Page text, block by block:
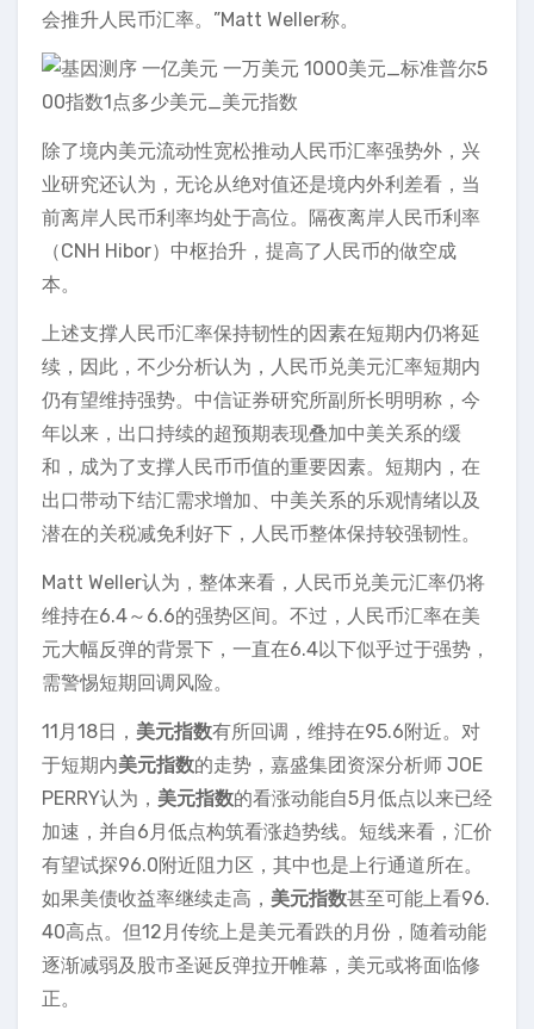
会推升人民币汇率。”Matt Weller称。
除了境内美元流动性宽松推动人民币汇率强势外，兴
业研究还认为，无论从绝对值还是境内外利差看，当
前离岸人民币利率均处于高位。隔夜离岸人民币利率
（CNH Hibor）中枢抬升，提高了人民币的做空成
本。
上述支撑人民币汇率保持韧性的因素在短期内仍将延
续，因此，不少分析认为，人民币兑美元汇率短期内
仍有望维持强势。中信证券研究所副所长明明称，今
年以来，出口持续的超预期表现叠加中美关系的缓
和，成为了支撑人民币币值的重要因素。短期内，在
出口带动下结汇需求增加、中美关系的乐观情绪以及
潜在的关税减免利好下，人民币整体保持较强韧性。
Matt Weller认为，整体来看，人民币兑美元汇率仍将
维持在6.4～6.6的强势区间。不过，人民币汇率在美
元大幅反弹的背景下，一直在6.4以下似乎过于强势，
需警惕短期回调风险。
11月18日， 美元指数有所回调，维持在95.6附近。对
于短期内美元指数的走势，嘉盛集团资深分析师 JOE
PERRY认为， 美元指数的看涨动能自5月低点以来已经
加速，并自6月低点构筑看涨趋势线。短线来看，汇价
有望试探96.0附近阻力区，其中也是上行通道所在。
如果美债收益率继续走高， 美元指数甚至可能上看96.
40高点。但12月传统上是美元看跌的月份，随着动能
逐渐减弱及股市圣诞反弹拉开帷幕，美元或将面临修
正。